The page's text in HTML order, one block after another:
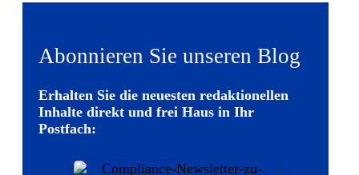
Abonnieren Sie unseren Blog
Erhalten Sie die neuesten redaktionellen
Inhalte direkt und frei Haus in Ihr
Postfach: